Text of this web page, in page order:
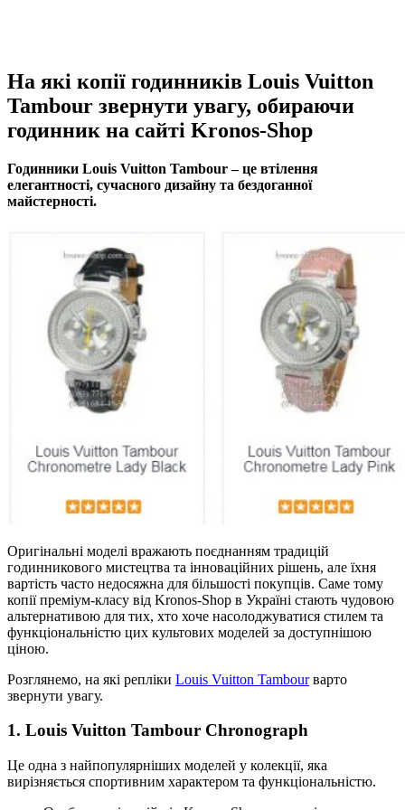
На які копії годинників Louis Vuitton
Tambour звернути увагу, обираючи
годинник на сайті Kronos-Shop
Годинники Louis Vuitton Tambour – це втілення
елегантності, сучасного дизайну та бездоганної
майстерності.
Оригінальні моделі вражають поєднанням традицій
годинникового мистецтва та інноваційних рішень, але їхня
вартість часто недосяжна для більшості покупців. Саме тому
копії преміум-класу від Kronos-Shop в Україні стають чудовою
альтернативою для тих, хто хоче насолоджуватися стилем та
функціональністю цих культових моделей за доступнішою
ціною.
Розглянемо, на які репліки Louis Vuitton Tambourварто
звернути увагу.
1. Louis Vuitton Tambour Chronograph
Це одна з найпопулярніших моделей у колекції, яка
вирізняється спортивним характером та функціональністю.